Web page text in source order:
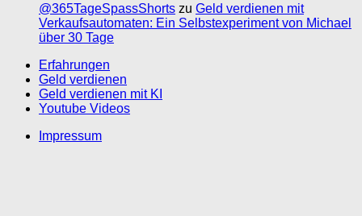
@365TageSpassShorts zu Geld verdienen mit
Verkaufsautomaten: Ein Selbstexperiment von Michael
über 30 Tage
Erfahrungen
Geld verdienen
Geld verdienen mit KI
Youtube Videos
Impressum